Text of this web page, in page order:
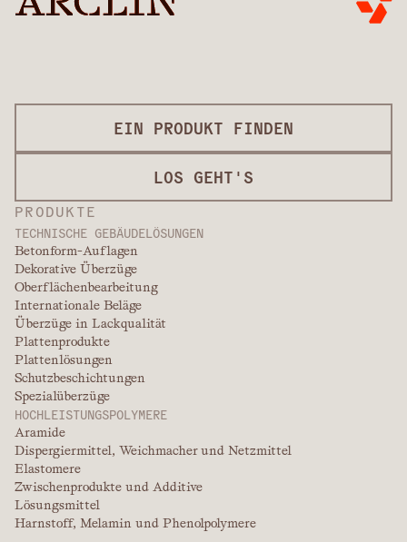
PRODUKTE
TECHNISCHE GEBÄUDELÖSUNGEN
Betonform-Auflagen
Dekorative Überzüge
Oberflächenbearbeitung
Internationale Beläge
Überzüge in Lackqualität
Plattenprodukte
Plattenlösungen
Schutzbeschichtungen
Spezialüberzüge
HOCHLEISTUNGSPOLYMERE
Aramide
Dispergiermittel, Weichmacher und Netzmittel
Elastomere
Zwischenprodukte und Additive
Lösungsmittel
Harnstoff, Melamin und Phenolpolymere
EIN PRODUKT FINDEN
LOS GEHT'S